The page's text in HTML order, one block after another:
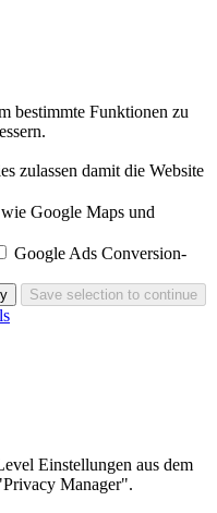
bestimmte Funktionen zu
zulassen damit die Website
Google Maps und
Google Ads Conversion-
Einstellungen aus dem
Manager".